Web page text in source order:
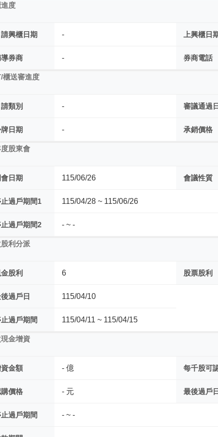
度
興櫃日期 - 上興櫃日
券商 - 券商電話
櫃送審進度
類別 - 審議通過
日期 - 承銷價格
股東會
日期 115/06/26 會議性質
過戶期間1 115/04/28 ~ 115/06/26
過戶期間2 - ~ -
利分派
股利 6 股票股利
過戶日 115/04/10
過戶期間 115/04/11 ~ 115/04/15
金增資
金額 - 億 每千股可
價格 - 元 最後過戶日
過戶期間 - ~ -